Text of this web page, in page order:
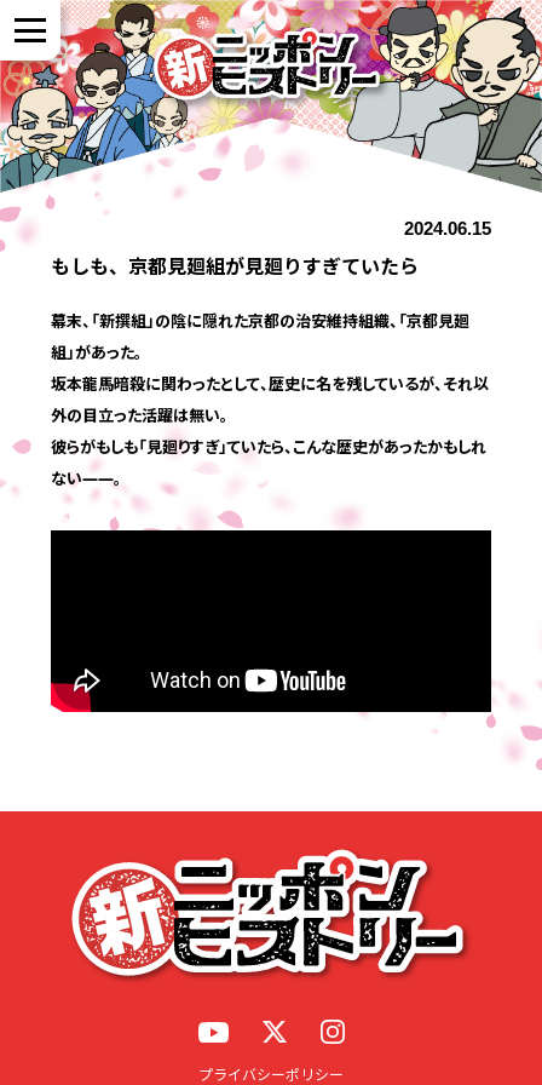
NEWS
参加者の声
全国展開について
よくある質問
2024.06.15
もしも、京都見廻組が見廻りすぎていたら
幕末、「新撰組」の陰に隠れた京都の治安維持組織、「京都見廻
組」があった。
坂本龍馬暗殺に関わったとして、歴史に名を残しているが、それ以
外の目立った活躍は無い。
彼らがもしも「見廻りすぎ」ていたら、こんな歴史があったかもしれ
ない――。
プライバシーポリシー